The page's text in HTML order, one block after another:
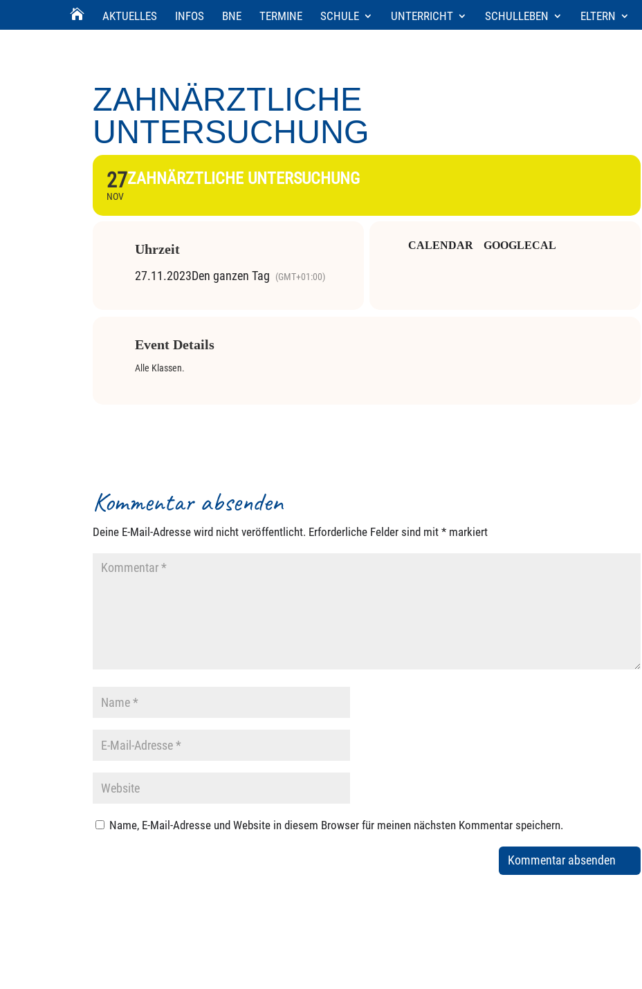
AKTUELLES INFOS BNE TERMINE SCHULE UNTERRICHT SCHULLEBEN ELTERN
ZAHNÄRZTLICHE
UNTERSUCHUNG
27
NOV
ZAHNÄRZTLICHE UNTERSUCHUNG
Uhrzeit
27.11.2023Den ganzen Tag (GMT+01:00)
CALENDAR GOOGLECAL
Event Details
Alle Klassen.
Kommentar absenden
Deine E-Mail-Adresse wird nicht veröffentlicht. Erforderliche Felder sind mit* markiert
Name, E-Mail-Adresse und Website in diesem Browser für meinen nächsten Kommentar speichern.